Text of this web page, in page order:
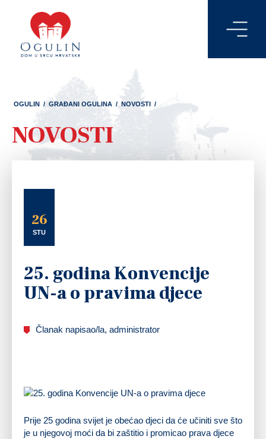
OGULIN / GRAĐANI OGULINA / NOVOSTI /
NOVOSTI
26
STU
25. godina Konvencije
UN-a o pravima djece
Članak napisao/la, administrator
Prije 25 godina svijet je obećao djeci da će učiniti sve što
je u njegovoj moći da bi zaštitio i promicao prava djece